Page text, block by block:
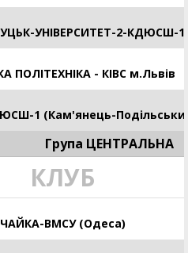
УНІВЕРСИТЕТ-2-КДЮСШ-1
ПОЛІТЕХНІКА - КІВС м.Львів
1 (Кам'янець-
Група ЦЕНТРАЛЬНА
КЛУБ
ЧАЙКА-ВМСУ (Одеса)